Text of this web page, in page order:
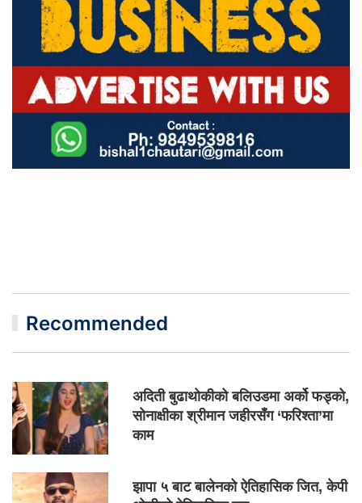
Recommended
अदिती बुढाथोकीको बलिउडमा अर्को फड्को,
सोनाक्षीका श्रीमान जहीरसँग ‘फरिश्ता’मा
काम
झापा ५ बाट बालेनको ऐतिहासिक जित, केपी